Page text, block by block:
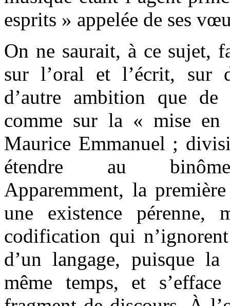
esprits » appelée de ses
On ne saurait, à ce sujet,
sur l’oral et l’écrit, sur
d’autre ambition que de
comme sur la « mise
Maurice Emmanuel ;
étendre au binôme
Apparemment, la
une existence pérenne,
codification qui
d’un langage, puisque
même temps, et